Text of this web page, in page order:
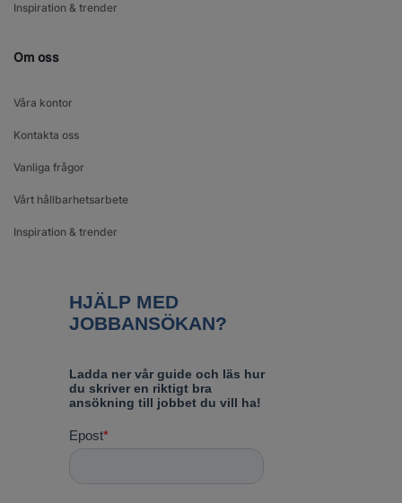
Inspiration & trender
Om oss
Våra kontor
Kontakta oss
Vanliga frågor
Vårt hållbarhetsarbete
Inspiration & trender